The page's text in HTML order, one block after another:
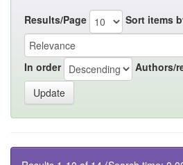
Results/Page Sort items
In order Authors/